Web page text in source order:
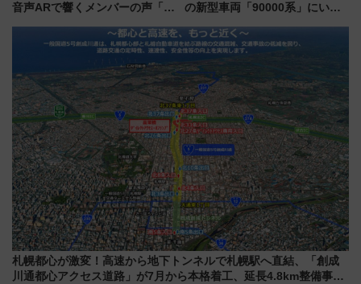
音声ARで響くメンバーの声「真
の新型車両「90000系」にいち
向け先行試乗会でキッズアンバ
サダーになろう
札幌都心が激変！高速から地下トンネルで札幌駅へ直結、「創成
川通都心アクセス道路」が7月から本格着工、延長4.8km整備事業